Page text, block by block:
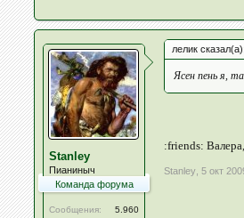
Stanley
Пианиныч
Команда форума
Сообщения:
5.960
лелик сказал(а):
Ясен пень я,
:friends:
Stanley 5 окт